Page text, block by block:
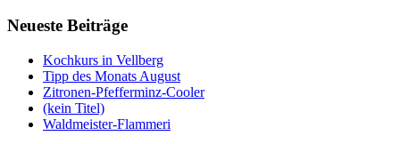
Neueste Beiträge
Kochkurs in Vellberg
Tipp des Monats August
Zitronen-Pfefferminz-Cooler
(kein Titel)
Waldmeister-Flammeri